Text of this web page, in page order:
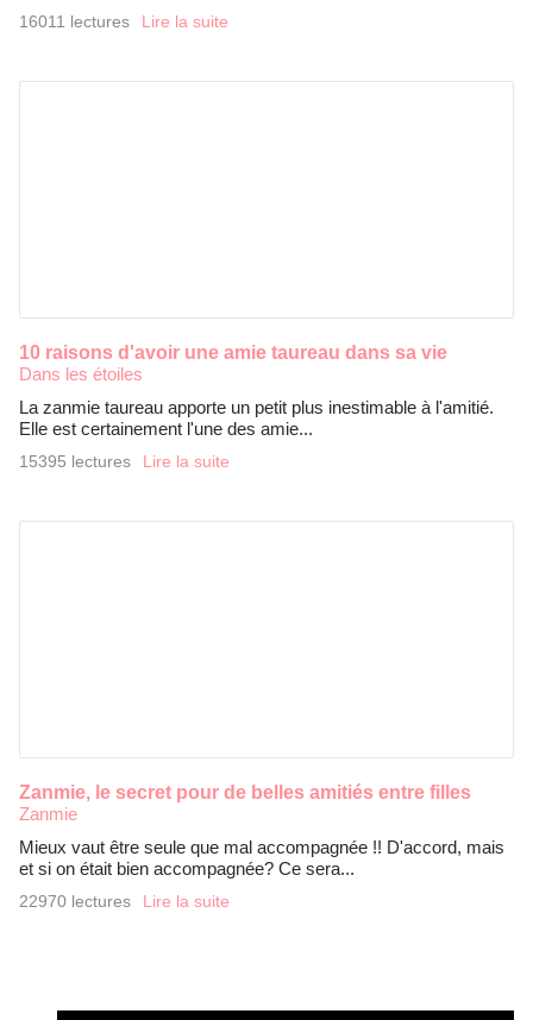
16011 lectures Lire la suite
10 raisons d'avoir une amie taureau dans sa vie
Dans les étoiles
La zanmie taureau apporte un petit plus inestimable à l'amitié.
Elle est certainement l'une des amie...
15395 lectures Lire la suite
Zanmie, le secret pour de belles amitiés entre filles
Zanmie
Mieux vaut être seule que mal accompagnée !! D'accord, mais
et si on était bien accompagnée? Ce sera...
22970 lectures Lire la suite